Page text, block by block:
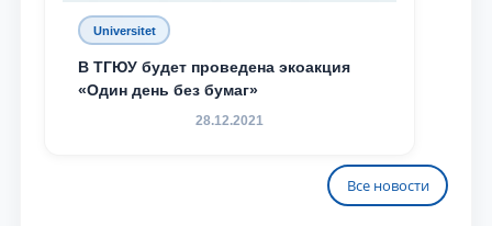
Universitet
В ТГЮУ будет проведена экоакция
«Один день без бумаг»
28.12.2021
Все новости